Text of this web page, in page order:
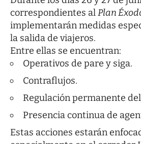
correspondientes alPlan
implementarán medidas
la salida de viajeros.
Entre ellas se encuentran:
Operativos de pare y siga.
Contraflujos.
Regulación permanente
Presencia continua de
Estas acciones estarán